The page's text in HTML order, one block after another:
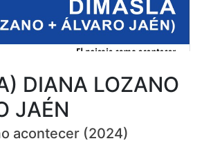
DIANA LOZANO
JAÉN
acontecer (2024)